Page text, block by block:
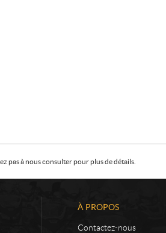
pas à nous consulter pour plus de détails.
À PROPOS
Contactez-nous